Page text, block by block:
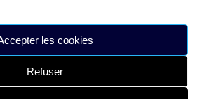
les cookies
Refuser
L’irrésistible attraction de la légèreté
: naturellement envoûtante ?
Corsa : Yes of Corsa !